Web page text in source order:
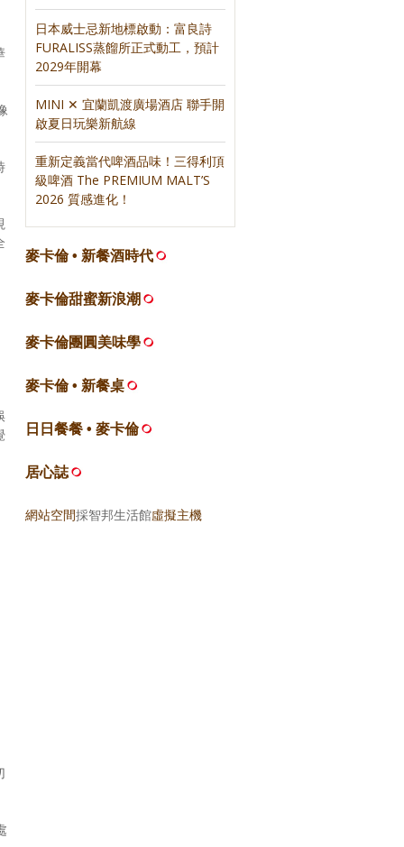
日本威士忌新地標啟動：富良詩
FURALISS蒸餾所正式動工，預計
2029年開幕
MINI ✕ 宜蘭凱渡廣場酒店 聯手開
啟夏日玩樂新航線
重新定義當代啤酒品味！三得利頂
級啤酒 The PREMIUM MALT’S
2026 質感進化！
麥卡倫 • 新餐酒時代
麥卡倫甜蜜新浪潮
麥卡倫團圓美味學
麥卡倫 • 新餐桌
日日餐餐 • 麥卡倫
居心誌
網站空間採智邦生活館虛擬主機